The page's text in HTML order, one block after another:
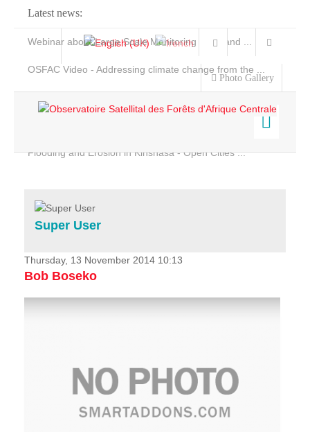
Latest news:
Webinar about Large Scale Monitoring and Land ...
OSFAC Video - Addressing climate change from the ...
Flooding and Erosion in Kinshasa - Open Cities ...
Photo Gallery
Home
Services
Projects
News & Stories
Super User
Thursday, 13 November 2014 10:13
Bob Boseko